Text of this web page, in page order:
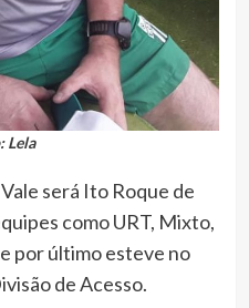
Lela
será Ito Roque de
como URT, Mixto,
por último esteve no
de Acesso.